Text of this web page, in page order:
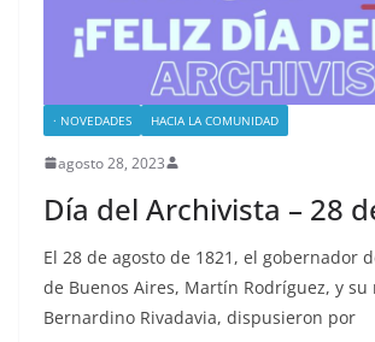
· NOVEDADES HACIA LA COMUNIDAD
agosto 28, 2023
Día del Archivista – 28
El 28 de agosto de 1821, el gobernador
de Buenos Aires, Martín Rodríguez, y su
Bernardino Rivadavia, dispusieron por